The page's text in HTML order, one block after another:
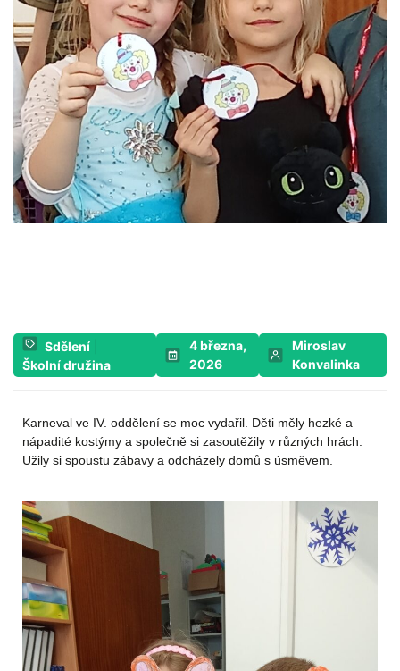
Sdělení
Školní družina
4 března,
2026
Miroslav
Konvalinka
Karneval ve IV. oddělení se moc vydařil. Děti měly hezké a
nápadité kostýmy a společně si zasoutěžily v různých hrách.
Užily si spoustu zábavy a odcházely domů s úsměvem.